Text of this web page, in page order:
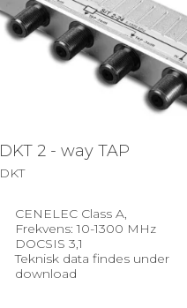
DKT 2 - way TAP
DKT
CENELEC Class A,
Frekvens: 10-1300 MHz
DOCSIS 3,1
Teknisk data findes under
download